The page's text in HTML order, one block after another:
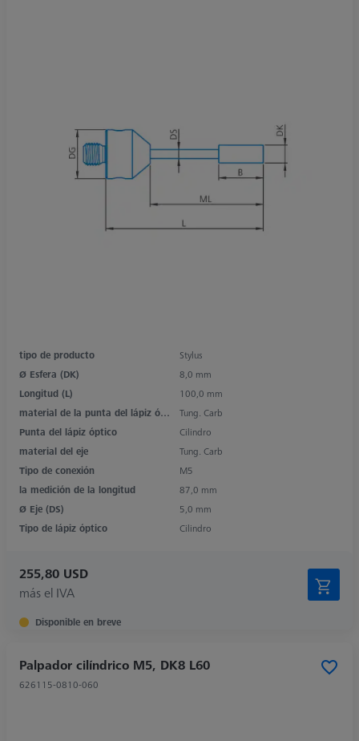
tipo de producto
Stylus
Ø Esfera (DK)
8,0 mm
Longitud (L)
100,0 mm
material de la punta del lápiz óptico
Tung. Carb
Punta del lápiz óptico
Cilindro
material del eje
Tung. Carb
Tipo de conexión
M5
la medición de la longitud
87,0 mm
Ø Eje (DS)
5,0 mm
Tipo de lápiz óptico
Cilindro
255,80 USD
más el IVA
Disponible en breve
Palpador cilíndrico M5, DK8 L60
626115-0810-060